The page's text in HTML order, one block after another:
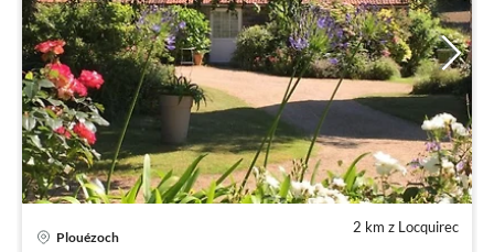
2 km z Locquirec
Plouézoch